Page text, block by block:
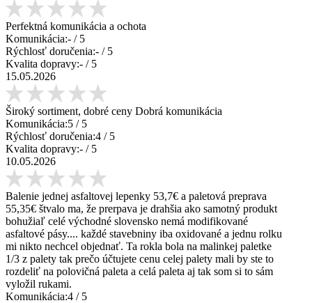
Perfektná komunikácia a ochota
Komunikácia:- / 5
Rýchlosť doručenia:- / 5
Kvalita dopravy:- / 5
15.05.2026
Široký sortiment, dobré ceny Dobrá komunikácia
Komunikácia:5 / 5
Rýchlosť doručenia:4 / 5
Kvalita dopravy:- / 5
10.05.2026
Balenie jednej asfaltovej lepenky 53,7€ a paletová preprava
55,35€ štvalo ma, že prerpava je drahšia ako samotný produkt
bohužiaľ celé východné slovensko nemá modifikované
asfaltové pásy.... každé stavebniny iba oxidované a jednu rolku
mi nikto nechcel objednať. Ta rokla bola na malinkej paletke
1/3 z palety tak prečo účtujete cenu celej palety mali by ste to
rozdeliť na polovičná paleta a celá paleta aj tak som si to sám
vyložil rukami.
Komunikácia:4 / 5